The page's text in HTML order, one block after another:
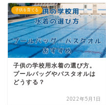
子供を育てる
子供の学校用水着の選び方。
プールバッグやバスタオルは
どうする？
2022年5月1日